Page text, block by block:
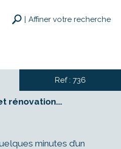
Affiner votre recherche
Ref : 736
rénovation...
minutes d’un